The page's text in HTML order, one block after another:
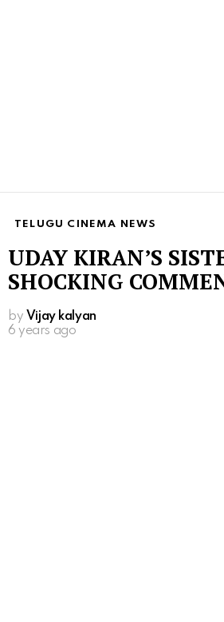
TELUGU CINEMA NEWS
UDAY KIRAN’S
SHOCKING
by Vijay kalyan
6 years ago